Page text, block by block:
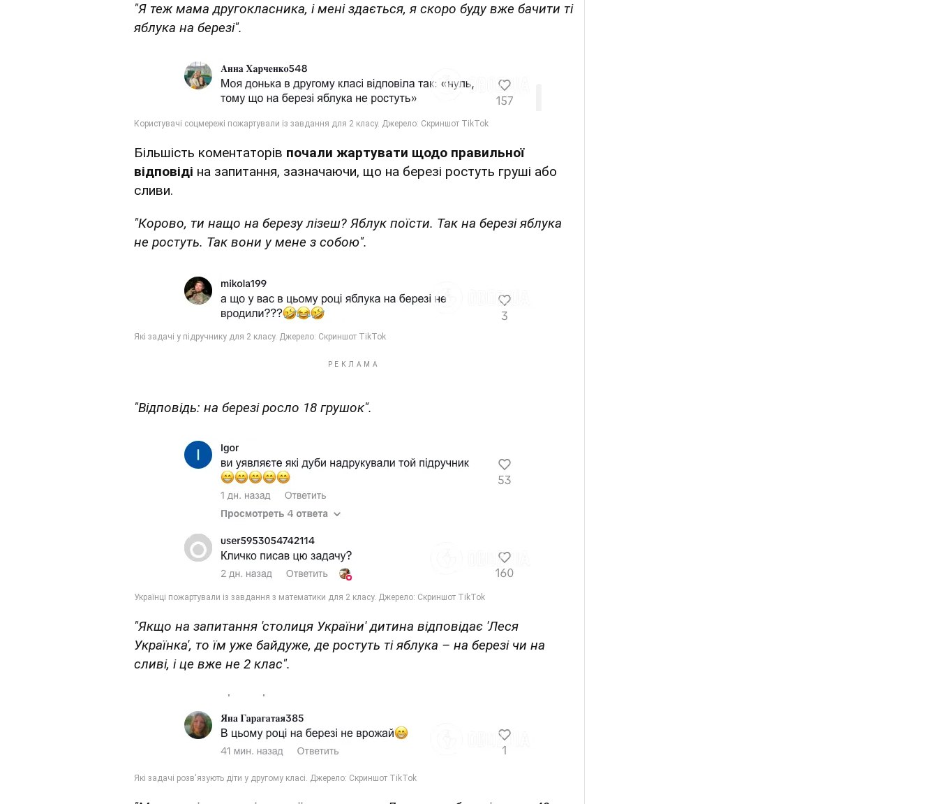
"Я теж мама другокласника, і мені здається, я скоро буду вже бачити ті
яблука на березі".
Більшість коментаторів почали жартувати щодо правильної
відповіді на запитання, зазначаючи, що на березі ростуть груші або
сливи.
"Корово, ти нащо на березу лізеш? Яблук поїсти. Так на березі яблука
не ростуть. Так вони у мене з собою".
"Відповідь: на березі росло 18 грушок".
"Якщо на запитання 'столиця України' дитина відповідає 'Леся
Українка', то їм уже байдуже, де ростуть ті яблука – на березі чи на
сливі, і це вже не 2 клас".